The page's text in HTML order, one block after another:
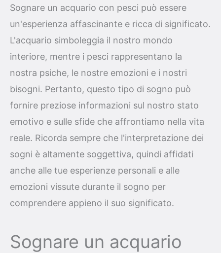
Sognare un acquario con pesci può essere
un'esperienza affascinante e ricca di significato.
L'acquario simboleggia il nostro mondo
interiore, mentre i pesci rappresentano la
nostra psiche, le nostre emozioni e i nostri
bisogni. Pertanto, questo tipo di sogno può
fornire preziose informazioni sul nostro stato
emotivo e sulle sfide che affrontiamo nella vita
reale. Ricorda sempre che l'interpretazione dei
sogni è altamente soggettiva, quindi affidati
anche alle tue esperienze personali e alle
emozioni vissute durante il sogno per
comprendere appieno il suo significato.
Sognare un acquario